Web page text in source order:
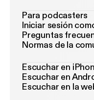
Para podcasters
Iniciar sesión
Preguntas
Normas de la
Escuchar en
Escuchar en
Escuchar en la